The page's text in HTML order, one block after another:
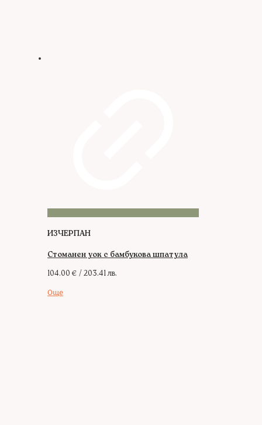
ИЗЧЕРПАН
Стоманен уок с бамбукова шпатула
104.00 € / 203.41 лв.
Още